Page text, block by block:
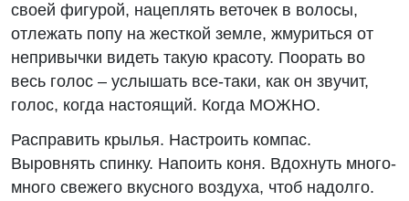
своей фигурой, нацеплять веточек в волосы,
отлежать попу на жесткой земле, жмуриться от
непривычки видеть такую красоту. Поорать во
весь голос – услышать все-таки, как он звучит,
голос, когда настоящий. Когда МОЖНО.
Расправить крылья. Настроить компас.
Выровнять спинку. Напоить коня. Вдохнуть много-
много свежего вкусного воздуха, чтоб надолго.